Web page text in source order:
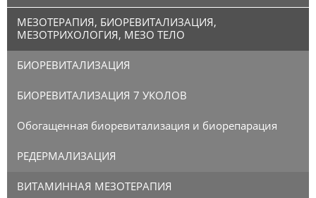
МЕЗОТЕРАПИЯ, БИОРЕВИТАЛИЗАЦИЯ,
МЕЗОТРИХОЛОГИЯ, МЕЗО ТЕЛО
БИОРЕВИТАЛИЗАЦИЯ
БИОРЕВИТАЛИЗАЦИЯ 7 УКОЛОВ
Обогащенная биоревитализация и биорепарация
РЕДЕРМАЛИЗАЦИЯ
ВИТАМИННАЯ МЕЗОТЕРАПИЯ